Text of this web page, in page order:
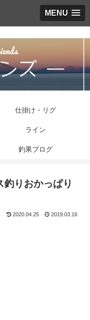
MENU
仕掛け・リグ
ライン
釣果ブログ
りおかっぱり
2020.04.25 2019.03.16